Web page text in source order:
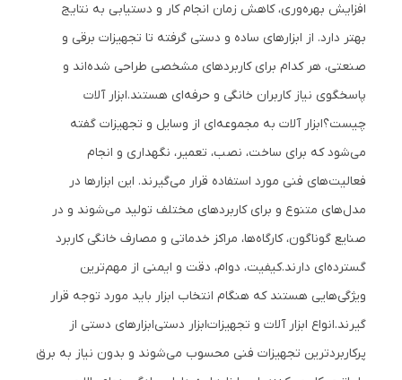
افزایش بهره‌وری، کاهش زمان انجام کار و دستیابی به نتایج
بهتر دارد. از ابزارهای ساده و دستی گرفته تا تجهیزات برقی و
صنعتی، هر کدام برای کاربردهای مشخصی طراحی شده‌اند و
پاسخگوی نیاز کاربران خانگی و حرفه‌ای هستند.ابزار آلات
چیست؟ابزار آلات به مجموعه‌ای از وسایل و تجهیزات گفته
می‌شود که برای ساخت، نصب، تعمیر، نگهداری و انجام
فعالیت‌های فنی مورد استفاده قرار می‌گیرند. این ابزارها در
مدل‌های متنوع و برای کاربردهای مختلف تولید می‌شوند و در
صنایع گوناگون، کارگاه‌ها، مراکز خدماتی و مصارف خانگی کاربرد
گسترده‌ای دارند.کیفیت، دوام، دقت و ایمنی از مهم‌ترین
ویژگی‌هایی هستند که هنگام انتخاب ابزار باید مورد توجه قرار
گیرند.انواع ابزار آلات و تجهیزاتابزار دستیابزارهای دستی از
پرکاربردترین تجهیزات فنی محسوب می‌شوند و بدون نیاز به برق